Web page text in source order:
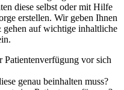
diese selbst oder mit Hilfe
erstellen. Wir geben Ihnen
gehen auf wichtige inhaltliche
Patientenverfügung vor sich
genau beinhalten muss?